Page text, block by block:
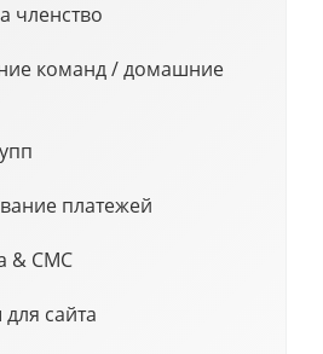
членство
команд / домашние
платежей
& СМС
сайта